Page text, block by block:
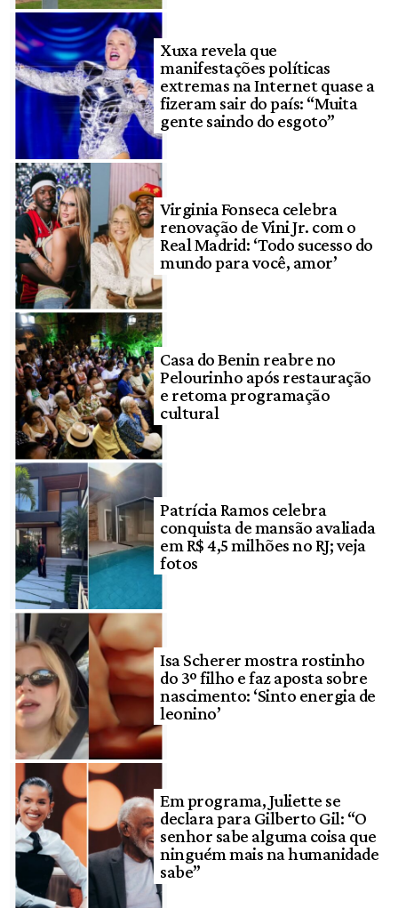
Xuxa revela que
manifestações políticas
extremas na Internet quase a
fizeram sair do país: “Muita
gente saindo do esgoto”
Virginia Fonseca celebra
renovação de Vini Jr. com o
Real Madrid: ‘Todo sucesso do
mundo para você, amor’
Casa do Benin reabre no
Pelourinho após restauração
e retoma programação
cultural
Patrícia Ramos celebra
conquista de mansão avaliada
em R$ 4,5 milhões no RJ; veja
fotos
Isa Scherer mostra rostinho
do 3º filho e faz aposta sobre
nascimento: ‘Sinto energia de
leonino’
Em programa, Juliette se
declara para Gilberto Gil: “O
senhor sabe alguma coisa que
ninguém mais na humanidade
sabe”